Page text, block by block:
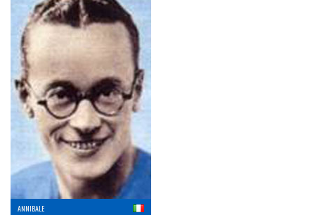
ANNIBALE